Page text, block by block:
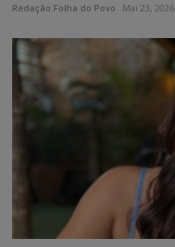
Redação Folha do Povo Mai 23, 2026